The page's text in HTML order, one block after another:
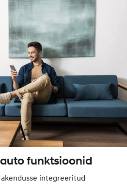
funktsioonid
integreeritud